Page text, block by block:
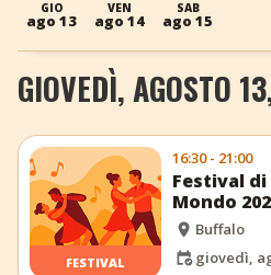
+ Aggiungi evento
GIO
ago 13
VEN
ago 14
SAB
ago 15
GIOVEDÌ, AGOSTO
FESTIVAL
16:30 - 21:00
Festival di
Mondo
Buffalo
giovedì,